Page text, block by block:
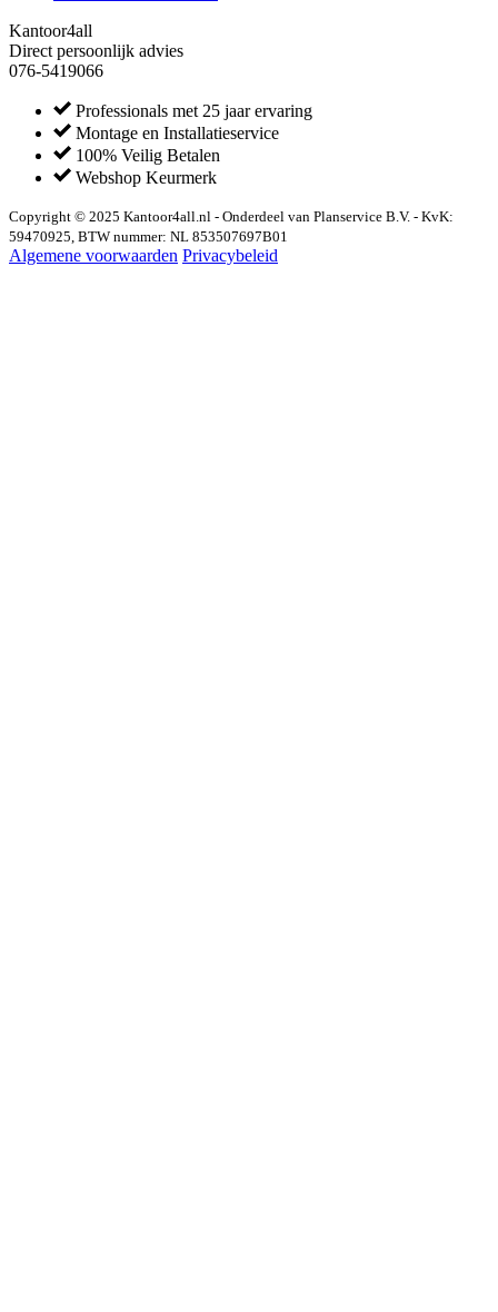
Kantoor4all
Direct persoonlijk advies
076-5419066
Professionals met 25 jaar ervaring
Montage en Installatieservice
100% Veilig Betalen
Webshop Keurmerk
Copyright © 2025 Kantoor4all.nl - Onderdeel van Planservice B.V. - KvK:
59470925, BTW nummer: NL 853507697B01
Algemene voorwaarden Privacybeleid